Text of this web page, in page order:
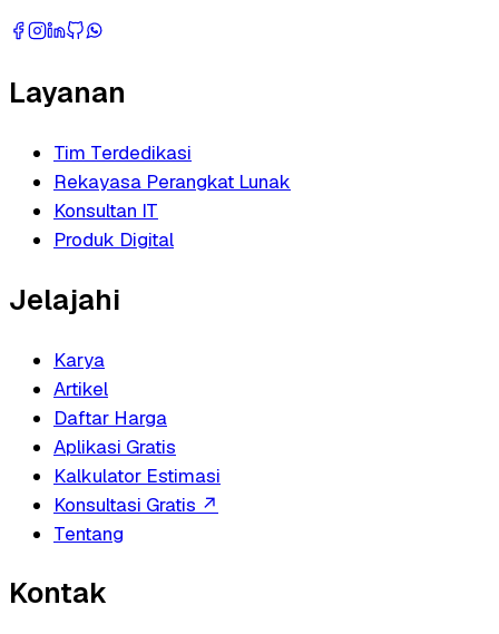
Layanan
Tim Terdedikasi
Rekayasa Perangkat Lunak
Konsultan IT
Produk Digital
Jelajahi
Karya
Artikel
Daftar Harga
Aplikasi Gratis
Kalkulator Estimasi
Konsultasi Gratis ↗
Tentang
Kontak